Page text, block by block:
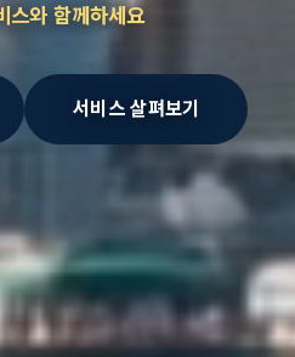
스와 함께하세요
서비스 살펴보기